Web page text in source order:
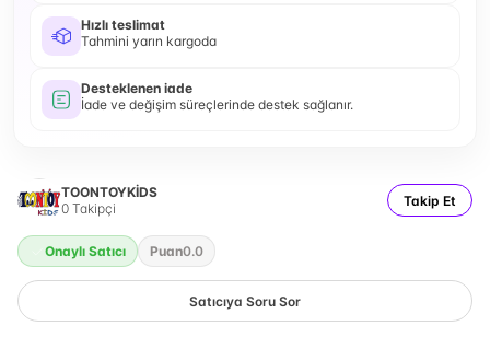
Hızlı teslimat
Tahmini yarın kargoda
Desteklenen iade
İade ve değişim süreçlerinde destek sağlanır.
TOONTOYKİDS
0 Takipçi Takip Et
Onaylı Satıcı Puan0.0
Satıcıya Soru Sor